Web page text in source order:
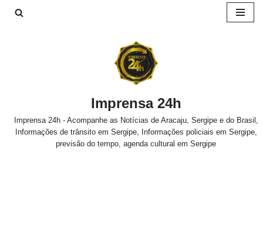
Imprensa 24h
Imprensa 24h - Acompanhe as Notícias de Aracaju, Sergipe e do Brasil,
Informações de trânsito em Sergipe, Informações policiais em Sergipe,
previsão do tempo, agenda cultural em Sergipe